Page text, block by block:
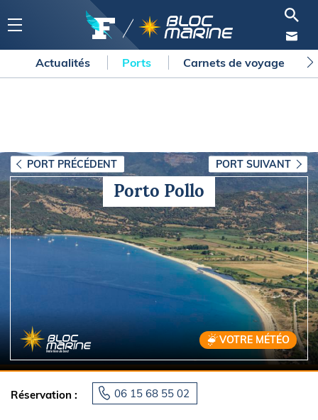
Actualités Ports Carnets de voyage
PORT PRÉCÉDENT PORT SUIVANT
Porto Pollo
VOTRE MÉTÉO
Réservation : 06 15 68 55 02